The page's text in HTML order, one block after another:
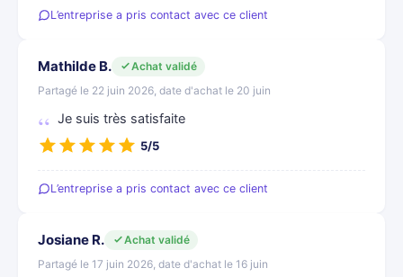
L’entreprise a pris contact avec ce client
Mathilde B.
Achat validé
Partagé le 22 juin 2026, date d'achat le 20 juin
Je suis très satisfaite
5/5
L’entreprise a pris contact avec ce client
Josiane R.
Achat validé
Partagé le 17 juin 2026, date d'achat le 16 juin